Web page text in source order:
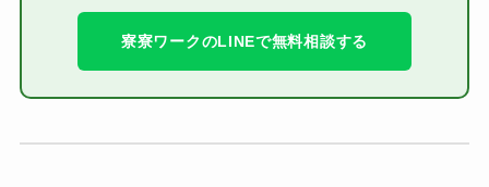
寮寮ワークのLINEで無料相談する